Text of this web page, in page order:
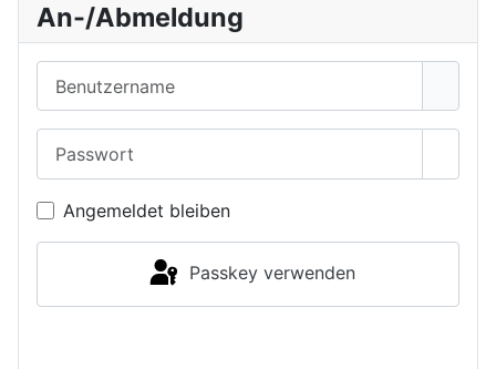
An-/Abmeldung
Angemeldet bleiben
Passkey verwenden